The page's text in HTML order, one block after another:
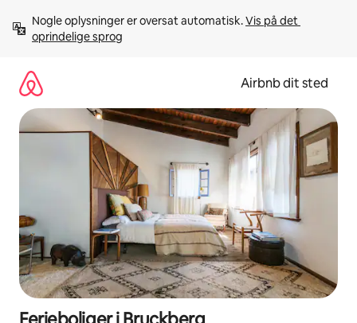
videre
Nogle oplysninger er oversat automatisk. Vis på det
oprindelige sprog
Airbnb dit sted